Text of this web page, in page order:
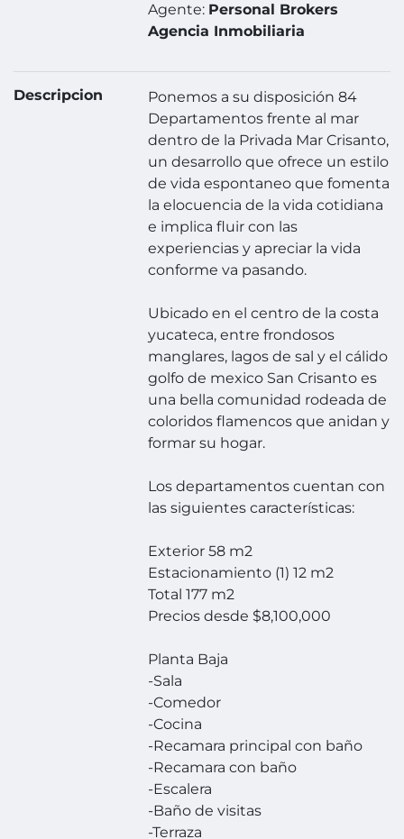
Agente: Personal Brokers
Agencia Inmobiliaria
Descripcion
Ponemos a su disposición 84
Departamentos frente al mar
dentro de la Privada Mar Crisanto,
un desarrollo que ofrece un estilo
de vida espontaneo que fomenta
la elocuencia de la vida cotidiana
e implica fluir con las
experiencias y apreciar la vida
conforme va pasando.
Ubicado en el centro de la costa
yucateca, entre frondosos
manglares, lagos de sal y el cálido
golfo de mexico San Crisanto es
una bella comunidad rodeada de
coloridos flamencos que anidan y
formar su hogar.
Los departamentos cuentan con
las siguientes características:
Exterior 58 m2
Estacionamiento (1) 12 m2
Total 177 m2
Precios desde $8,100,000
Planta Baja
-Sala
-Comedor
-Cocina
-Recamara principal con baño
-Recamara con baño
-Escalera
-Baño de visitas
-Terraza